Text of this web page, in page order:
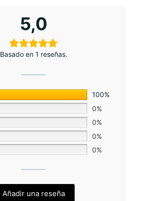
5,0
Basado en 1 reseñas.
100%
0%
0%
0%
0%
Añadir una reseña